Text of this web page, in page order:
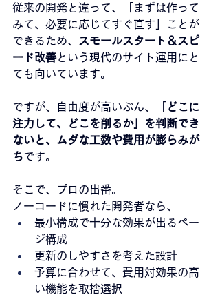
従来の開発と違って、「まずは作って
みて、必要に応じてすぐ直す」ことが
できるため、
スモールスタート＆スピ
ード改善という現代のサイト運用にと
ても向いています。
ですが、自由度が高いぶん、
「どこに
注力して、どこを削るか」を判断でき
ないと、ムダな工数や費用が膨らみが
ちです。
そこで、プロの出番。
ノーコードに慣れた開発者なら、
最小構成で十分な効果が出るペー
ジ構成
更新のしやすさを考えた設計
予算に合わせて、費用対効果の高
い機能を取捨選択